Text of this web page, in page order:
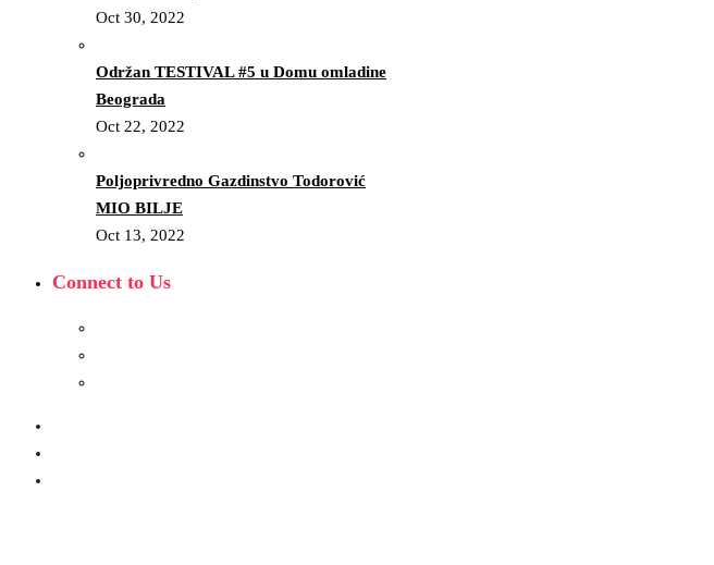
Oct 30, 2022
Održan TESTIVAL #5 u Domu omladine
Beograda
Oct 22, 2022
Poljoprivredno Gazdinstvo Todorović
MIO BILJE
Oct 13, 2022
Connect to Us